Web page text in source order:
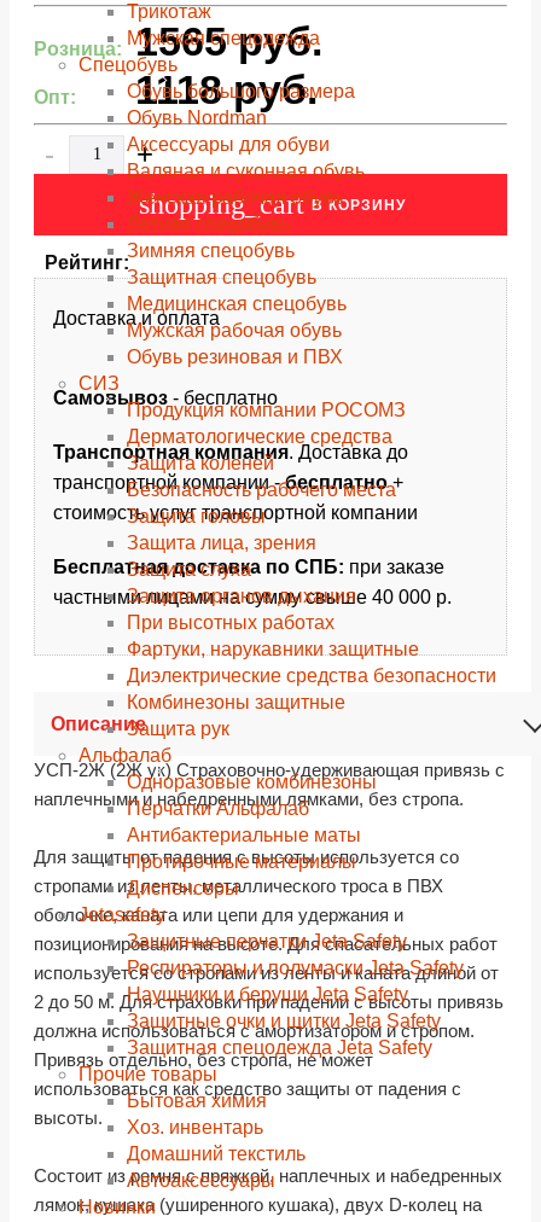
Трикотаж
Мужская спецодежда
Спецобувь
Обувь большого размера
Обувь Nordman
Аксессуары для обуви
Валяная и суконная обувь
Женская рабочая обувь
Летняя спецобувь
Зимняя спецобувь
Защитная спецобувь
Медицинская спецобувь
Мужская рабочая обувь
Обувь резиновая и ПВХ
СИЗ
Продукция компании РОСОМЗ
Дерматологические средства
Защита коленей
Безопасность рабочего места
Защита головы
Защита лица, зрения
Защита слуха
Защита органов дыхания
При высотных работах
Фартуки, нарукавники защитные
Диэлектрические средства безопасности
Комбинезоны защитные
Защита рук
Альфалаб
Одноразовые комбинезоны
Перчатки Альфалаб
Антибактериальные маты
Протирочные материалы
Диспенсеры
Jetasafety
Защитные перчатки Jeta Safety
Респираторы и полумаски Jeta Safety
Наушники и беруши Jeta Safety
Защитные очки и щитки Jeta Safety
Защитная спецодежда Jeta Safety
Прочие товары
Бытовая химия
Хоз. инвентарь
Домашний текстиль
Автоаксессуары
Новинки
Розница: 1565руб.
Опт: 1118руб.
- +
shopping_cartВ КОРЗИНУ
Рейтинг:
Доставка и оплата
Самовывоз - бесплатно
Транспортная компания. Доставка до
транспортной компании -бесплатно+
стоимость услуг транспортной компании
Бесплатная доставка по СПБ: при заказе
частными лицами на сумму свыше 40 000 р.
Описание
УСП-2Ж (2Ж ук) Страховочно-удерживающая привязь с
наплечными и набедренными лямками, без стропа.
Для защиты от падения с высоты используется со
стропами из ленты, металлического троса в ПВХ
оболочке, каната или цепи для удержания и
позиционирования на высоте. Для спасательных работ
используется со стропами из ленты и каната длиной от
2 до 50 м. Для страховки при падении с высоты привязь
должна использоваться с амортизатором и стропом.
Привязь отдельно, без стропа, не может
использоваться как средство защиты от падения с
высоты.
Состоит из ремня с пряжкой, наплечных и набедренных
лямок, кушака (уширенного кушака), двух D-колец на